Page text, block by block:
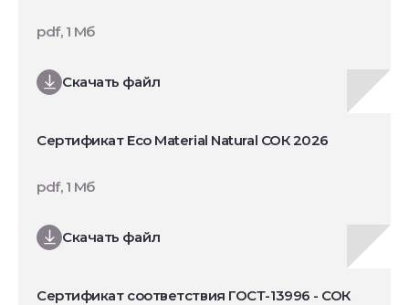
Скачать файл
pdf, 1 Мб
Сертификат Eco Material Natural СОК 2026
Скачать файл
pdf, 1 Мб
Сертификат соответствия ГОСТ-13996 - СОК